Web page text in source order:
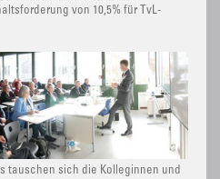
von 10,5% für TvL-
tauschen sich die Kolleginnen und